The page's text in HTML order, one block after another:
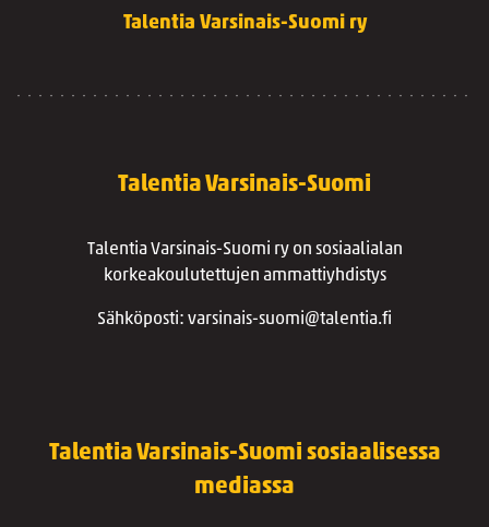
Talentia Varsinais-Suomi ry
Talentia Varsinais-Suomi
Talentia Varsinais-Suomi ry on sosiaalialan
korkeakoulutettujen ammattiyhdistys
Sähköposti: varsinais-suomi@talentia.fi
Talentia Varsinais-Suomi sosiaalisessa
mediassa